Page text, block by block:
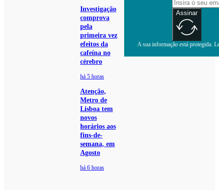
Investigação
comprova
pela
primeira vez
efeitos da
cafeína no
cérebro
há 5 horas
Atenção,
Metro de
Lisboa tem
novos
horários aos
fins-de-
semana, em
Agosto
há 6 horas
Assinar
A sua informação está protegida.